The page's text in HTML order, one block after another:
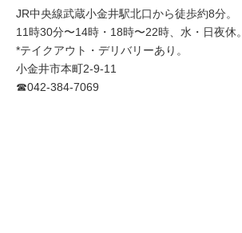
JR中央線武蔵小金井駅北口から徒歩約8分。
11時30分〜14時・18時〜22時、水・日夜休。
*テイクアウト・デリバリーあり。
小金井市本町2-9-11
☎︎042-384-7069